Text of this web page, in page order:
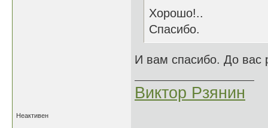
Хорошо!..
Спасибо.
И вам спасибо. До вас
Виктор Рзянин
Неактивен